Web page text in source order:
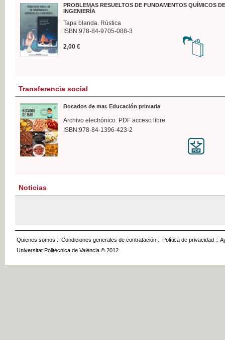
PROBLEMAS RESUELTOS DE FUNDAMENTOS QUÍMICOS
INGENIERÍA
Tapa blanda. Rústica
ISBN:978-84-9705-088-3
2,00 €
Transferencia social
Bocados de mar. Educación primaria
Archivo electrónico. PDF acceso libre
ISBN:978-84-1396-423-2
Noticias
Quienes somos :: Condiciones generales de contratación :: Política de privacidad ::
Universitat Politècnica de València © 2012